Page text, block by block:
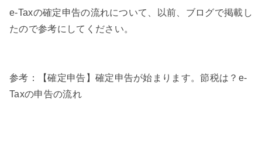
e-Taxの確定申告の流れについて、以前、ブログで掲載し
たので参考にしてください。
参考：【確定申告】確定申告が始まります。節税は？e-
Taxの申告の流れ